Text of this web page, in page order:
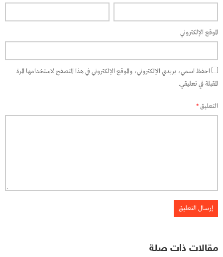
الموقع الإلكتروني
احفظ اسمي، بريدي الإلكتروني، والموقع الإلكتروني في هذا المتصفح لاستخدامها المرة
المقبلة في تعليقي.
التعليق*
مقالات ذات صلة